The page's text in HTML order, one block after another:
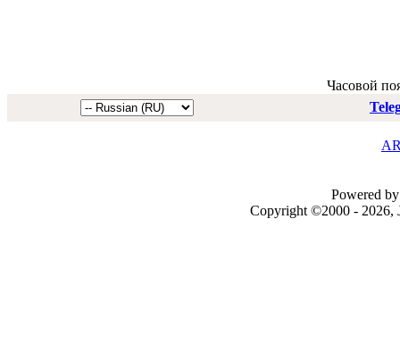
Часовой
Powered
Copyright ©2000 - 2026,